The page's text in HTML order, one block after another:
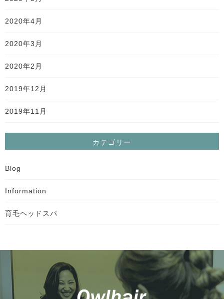
2020年4月
2020年3月
2020年2月
2019年12月
2019年11月
カテゴリー
Blog
Information
育毛ヘッドスパ